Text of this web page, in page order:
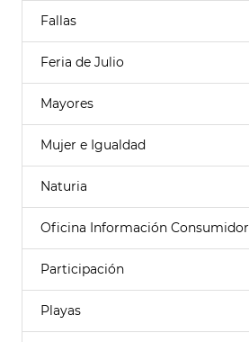
Fallas
Feria de Julio
Mayores
Mujer e Igualdad
Naturia
Oficina Información Consumidor
Participación
Playas